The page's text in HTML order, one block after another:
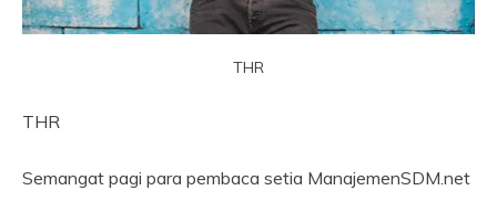
THR
THR
Semangat pagi para pembaca setia ManajemenSDM.net